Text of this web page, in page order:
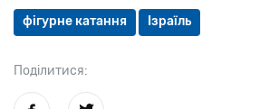
фігурне катання Ізраїль
Поділитися: